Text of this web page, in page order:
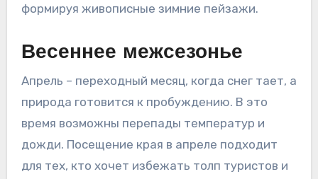
формируя живописные зимние пейзажи.
Весеннее межсезонье
Апрель – переходный месяц, когда снег тает, а
природа готовится к пробуждению. В это
время возможны перепады температур и
дожди. Посещение края в апреле подходит
для тех, кто хочет избежать толп туристов и